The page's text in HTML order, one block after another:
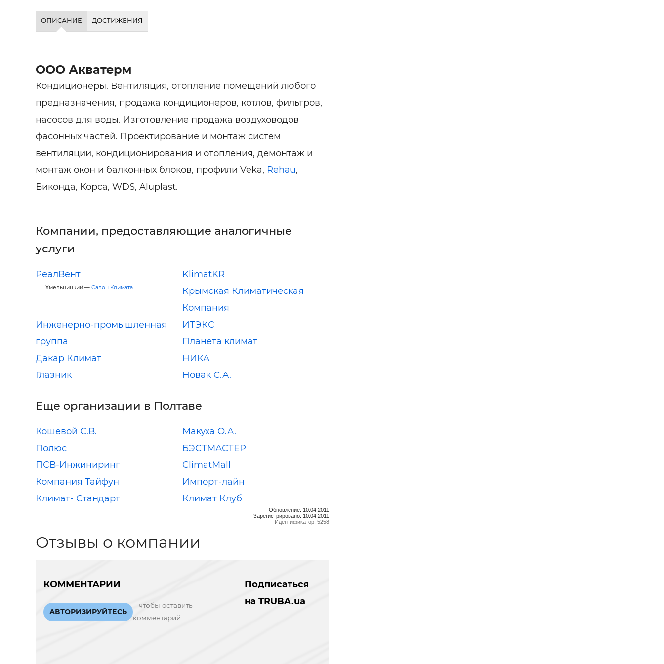
ОПИСАНИЕ ДОСТИЖЕНИЯ
ООО Акватерм
Кондиционеры. Вентиляция, отопление помещений любого
предназначения, продажа кондиционеров, котлов, фильтров,
насосов для воды. Изготовление продажа воздуховодов
фасонных частей. Проектирование и монтаж систем
вентиляции, кондиционирования и отопления, демонтаж и
монтаж окон и балконных блоков, профили Veka, Rehau,
Виконда, Корса, WDS, Aluplast.
Компании, предоставляющие аналогичные
услуги
РеалВент
Хмельницкий — Салон Климата
KlimatKR
Крымская Климатическая
Компания
Инженерно-промышленная
группа
ИТЭКС
Планета климат
Дакар Климат
НИКА
Глазник
Новак С.А.
Еще организации в Полтаве
Кошевой С.В.
Макуха О.А.
Полюс
БЭСТМАСТЕР
ПСВ-Инжиниринг
ClimatMall
Компания Тайфун
Импорт-лайн
Климат- Стандарт
Климат Клуб
Обновление: 10.04.2011
Зарегистрировано: 10.04.2011
Идентификатор: 5258
Отзывы о компании
КОММЕНТАРИИ
АВТОРИЗИРУЙТЕСЬ
чтобы оставить
комментарий
Подписаться
на TRUBA.ua